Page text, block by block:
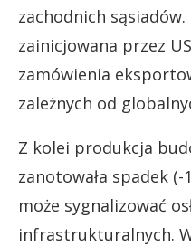
zachodnich
zainicjowana przez
zamówienia
zależnych od
Z kolei produkcja
zanotowała spadek
może sygnalizować
infrastrukturalnych.